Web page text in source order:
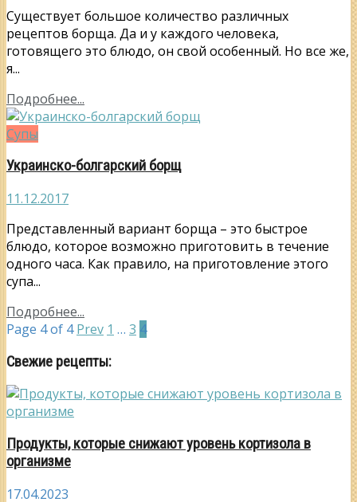
Существует большое количество различных
рецептов борща. Да и у каждого человека,
готовящего это блюдо, он свой особенный. Но все же,
я...
Подробнее...
Супы
Украинско-болгарский борщ
11.12.2017
Представленный вариант борща – это быстрое
блюдо, которое возможно приготовить в течение
одного часа. Как правило, на приготовление этого
супа...
Подробнее...
Page 4 of 4 Prev 1 … 3 4
Свежие рецепты:
Продукты, которые снижают уровень кортизола в
организме
17.04.2023